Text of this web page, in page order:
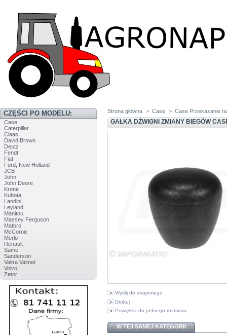
CZĘŚCI PO MODELU:
Case
Caterpillar
Claas
David Brown
Deutz
Fendt
Fiat
Ford, New Holland
JCB
John
John Deere
Krone
Kubota
Landini
Leyland
Manitou
Massey Ferguson
Matbro
McCornic
Merlo
Renault
Same
Sanderson
Valtra Valmet
Volvo
Zetor
Strona główna > Case > Case Przekazanie
GAŁKA DŹWIGNI ZMIANY BIEGÓW
Wyślij do znajomego
Drukuj
Powiększ do pełnego rozmiaru
W TEJ SAMEJ KATEGORII